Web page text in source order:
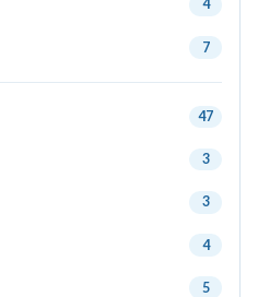
4
7
47
3
3
4
5